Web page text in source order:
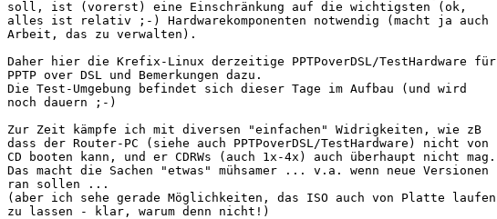
soll, ist (vorerst) eine Einschränkung auf die wichtigsten (ok,
alles ist relativ ;-) Hardwarekomponenten notwendig (macht ja auch
Arbeit, das zu verwalten).
Daher hier die Krefix-Linux derzeitige PPTPoverDSL/TestHardware für
PPTP over DSL und Bemerkungen dazu.
Die Test-Umgebung befindet sich dieser Tage im Aufbau (und wird
noch dauern ;-)
Zur Zeit kämpfe ich mit diversen "einfachen" Widrigkeiten, wie zB
dass der Router-PC (siehe auch PPTPoverDSL/TestHardware) nicht von
CD booten kann, und er CDRWs (auch 1x-4x) auch überhaupt nicht mag.
Das macht die Sachen "etwas" mühsamer ... v.a. wenn neue Versionen
ran sollen ...
(aber ich sehe gerade Möglichkeiten, das ISO auch von Platte laufen
zu lassen - klar, warum denn nicht!)